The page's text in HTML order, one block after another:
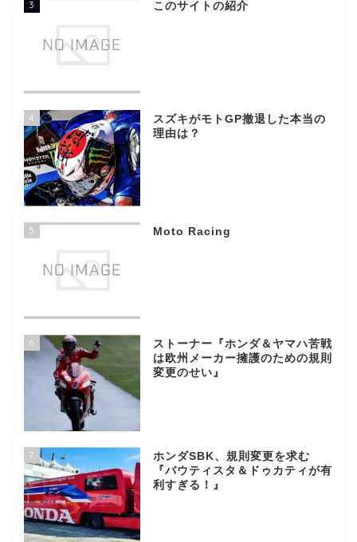
3 このサイトの紹介
4
スズキがモトGP撤退した本当の
理由は？
5 Moto Racing
6
ストーナー『ホンダ＆ヤマハ苦戦
は欧州メーカー擁護のための規則
変更のせい』
7
ホンダSBK、規則変更を求む
『バウティスタ＆ドゥカティが有
利すぎる！』